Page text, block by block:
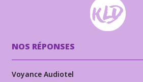
NOS RÉPONSES
Voyance Audiotel